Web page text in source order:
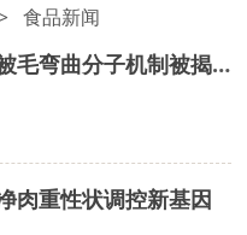
食品新闻
中卫山羊裘皮被毛弯曲分子机制被揭示
肉重性状调控新基因